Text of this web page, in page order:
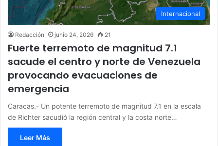
Internacional
Redacción junio 24, 2026 21
Fuerte terremoto de magnitud 7.1
sacude el centro y norte de Venezuela
provocando evacuaciones de
emergencia
Caracas.- Un potente terremoto de magnitud 7.1 en la escala
de Richter sacudió la región central y la costa norte…
Leer Más